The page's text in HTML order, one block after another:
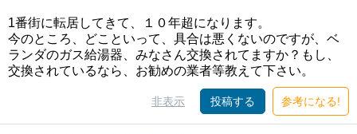
1番街に転居してきて、１０年超になります。
今のところ、どこといって、具合は悪くないのですが、ベ
ランダのガス給湯器、みなさん交換されてますか？もし、
交換されているなら、お勧めの業者等教えて下さい。
非表示 投稿する 参考になる!